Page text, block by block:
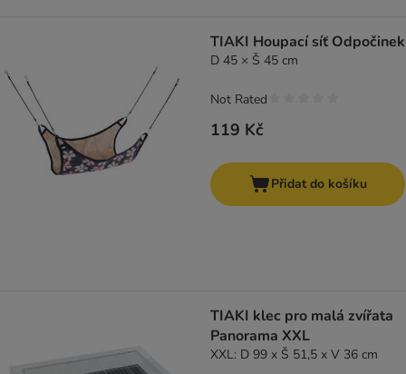
TIAKI Houpací síť Odpočinek
D 45 × Š 45 cm
119 Kč
Not Rated
Přidat do košíku
TIAKI klec pro malá zvířata
Panorama XXL
XXL: D 99 x Š 51,5 x V 36 cm